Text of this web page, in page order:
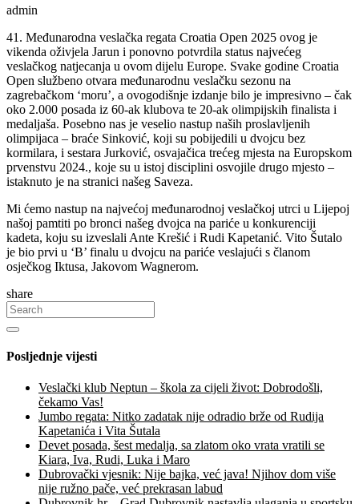
admin
41. Međunarodna veslačka regata Croatia Open 2025 ovog je
vikenda oživjela Jarun i ponovno potvrdila status najvećeg
veslačkog natjecanja u ovom dijelu Europe. Svake godine Croatia
Open službeno otvara međunarodnu veslačku sezonu na
zagrebačkom ‘moru’, a ovogodišnje izdanje bilo je impresivno – čak
oko 2.000 posada iz 60-ak klubova te 20-ak olimpijskih finalista i
medaljaša. Posebno nas je veselio nastup naših proslavljenih
olimpijaca – braće Sinković, koji su pobijedili u dvojcu bez
kormilara, i sestara Jurković, osvajačica trećeg mjesta na Europskom
prvenstvu 2024., koje su u istoj disciplini osvojile drugo mjesto –
istaknuto je na stranici našeg Saveza.
Mi ćemo nastup na najvećoj međunarodnoj veslačkoj utrci u Lijepoj
našoj pamtiti po bronci našeg dvojca na pariće u konkurenciji
kadeta, koju su izveslali Ante Krešić i Rudi Kapetanić. Vito Šutalo
je bio prvi u ‘B’ finalu u dvojcu na pariće veslajući s članom
osječkog Iktusa, Jakovom Wagnerom.
share
Posljednje vijesti
Veslački klub Neptun – škola za cijeli život: Dobrodošli,
čekamo Vas!
Jumbo regata: Nitko zadatak nije odradio brže od Rudija
Kapetanića i Vita Šutala
Devet posada, šest medalja, sa zlatom oko vrata vratili se
Kiara, Iva, Rudi, Luka i Maro
Dubrovački vjesnik: Nije bajka, već java! Njihov dom više
nije ružno pače, već prekrasan labud